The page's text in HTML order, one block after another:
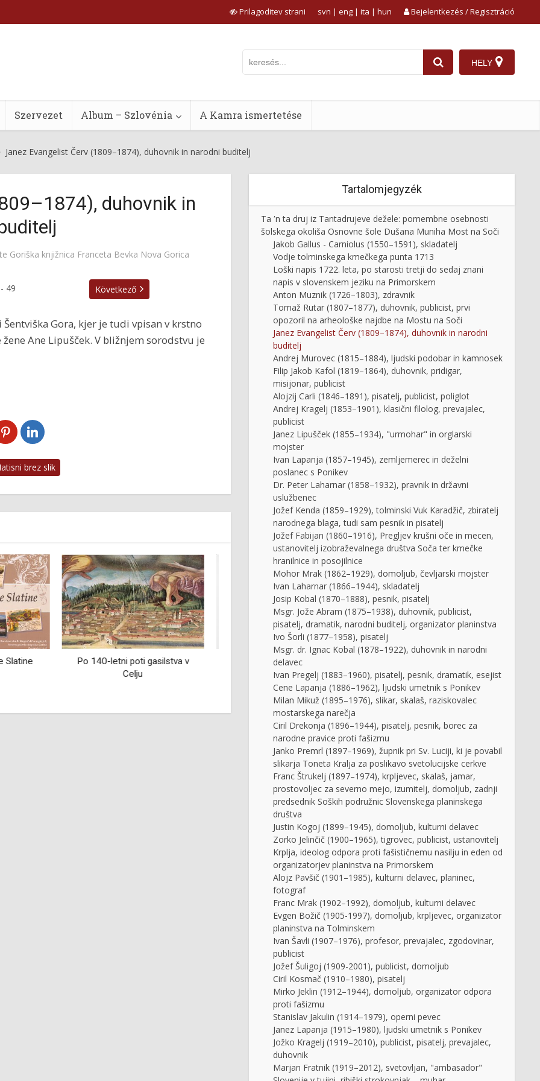
Prilagoditev strani Bejelentkezés / Regisztráció
svn | eng | ita | hun
HELY
Szervezet Album – Szlovénia A Kamra ismertetése
Janez Evangelist Červ (1809–1874), duhovnik in narodni buditelj
duhovnik in
Goriška knjižnica Franceta Bevka Nova Gorica
- 49 Következő
Gora, kjer je tudi vpisan v krstno
Ane Lipušček. V bližnjem sorodstvu je
brez slik
gasilstva v
Fotograf in podjetnik Peter
Naglič
Življenje starega brežiškega
mostu
Tartalomjegyzék
Ta ʹn ta druj iz Tantadrujeve dežele: pomembne osebnosti
šolskega okoliša Osnovne šole Dušana Muniha Most na Soči
Jakob Gallus - Carniolus (1550–1591), skladatelj
Vodje tolminskega kmečkega punta 1713
Loški napis 1722. leta, po starosti tretji do sedaj znani
napis v slovenskem jeziku na Primorskem
Anton Muznik (1726–1803), zdravnik
Tomaž Rutar (1807–1877), duhovnik, publicist, prvi
opozoril na arheološke najdbe na Mostu na Soči
Janez Evangelist Červ (1809–1874), duhovnik in narodni
buditelj
Andrej Murovec (1815–1884), ljudski podobar in kamnosek
Filip Jakob Kafol (1819–1864), duhovnik, pridigar,
misijonar, publicist
Alojzij Carli (1846–1891), pisatelj, publicist, poliglot
Andrej Kragelj (1853–1901), klasični filolog, prevajalec,
publicist
Janez Lipušček (1855–1934), "urmohar" in orglarski
mojster
Ivan Lapanja (1857–1945), zemljemerec in deželni
poslanec s Ponikev
Dr. Peter Laharnar (1858–1932), pravnik in državni
uslužbenec
Jožef Kenda (1859–1929), tolminski Vuk Karadžič, zbiratelj
narodnega blaga, tudi sam pesnik in pisatelj
Jožef Fabijan (1860–1916), Pregljev krušni oče in mecen,
ustanovitelj izobraževalnega društva Soča ter kmečke
hranilnice in posojilnice
Mohor Mrak (1862–1929), domoljub, čevljarski mojster
Ivan Laharnar (1866–1944), skladatelj
Josip Kobal (1870–1888), pesnik, pisatelj
Msgr. Jože Abram (1875–1938), duhovnik, publicist,
pisatelj, dramatik, narodni buditelj, organizator planinstva
Ivo Šorli (1877–1958), pisatelj
Msgr. dr. Ignac Kobal (1878–1922), duhovnik in narodni
delavec
Ivan Pregelj (1883–1960), pisatelj, pesnik, dramatik, esejist
Cene Lapanja (1886–1962), ljudski umetnik s Ponikev
Milan Mikuž (1895–1976), slikar, skalaš, raziskovalec
mostarskega narečja
Ciril Drekonja (1896–1944), pisatelj, pesnik, borec za
narodne pravice proti fašizmu
Janko Premrl (1897–1969), župnik pri Sv. Luciji, ki je povabil
slikarja Toneta Kralja za poslikavo svetolucijske cerkve
Franc Štrukelj (1897–1974), krpljevec, skalaš, jamar,
prostovoljec za severno mejo, izumitelj, domoljub, zadnji
predsednik Soških podružnic Slovenskega planinskega
društva
Justin Kogoj (1899–1945), domoljub, kulturni delavec
Zorko Jelinčič (1900–1965), tigrovec, publicist, ustanovitelj
Krplja, ideolog odpora proti fašističnemu nasilju in eden od
organizatorjev planinstva na Primorskem
Alojz Pavšič (1901–1985), kulturni delavec, planinec,
fotograf
Franc Mrak (1902–1992), domoljub, kulturni delavec
Evgen Božič (1905-1997), domoljub, krpljevec, organizator
planinstva na Tolminskem
Ivan Šavli (1907–1976), profesor, prevajalec, zgodovinar,
publicist
Jožef Šuligoj (1909-2001), publicist, domoljub
Ciril Kosmač (1910–1980), pisatelj
Mirko Jeklin (1912–1944), domoljub, organizator odpora
proti fašizmu
Stanislav Jakulin (1914–1979), operni pevec
Janez Lapanja (1915–1980), ljudski umetnik s Ponikev
Jožko Kragelj (1919–2010), publicist, pisatelj, prevajalec,
duhovnik
Marjan Fratnik (1919–2012), svetovljan, "ambasador"